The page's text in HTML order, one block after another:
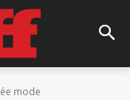
mode